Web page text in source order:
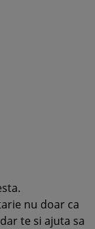
nu doar ca
te si ajuta sa